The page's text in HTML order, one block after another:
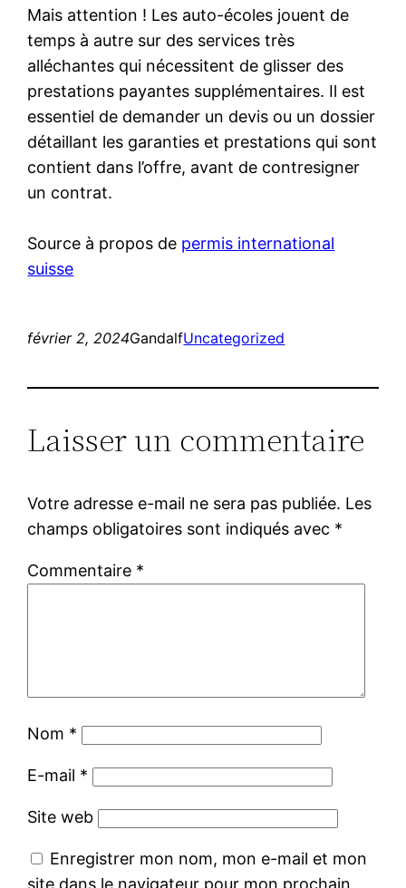
Mais attention ! Les auto-écoles jouent de
temps à autre sur des services très
alléchantes qui nécessitent de glisser des
prestations payantes supplémentaires. Il est
essentiel de demander un devis ou un dossier
détaillant les garanties et prestations qui sont
contient dans l’offre, avant de contresigner
un contrat.
Source à propos de permis international
suisse
février 2, 2024GandalfUncategorized
Laisser un commentaire
Votre adresse e-mail ne sera pas publiée. Les
champs obligatoires sont indiqués avec *
Commentaire *
Nom *
E-mail *
Site web
Enregistrer mon nom, mon e-mail et mon
site dans le navigateur pour mon prochain